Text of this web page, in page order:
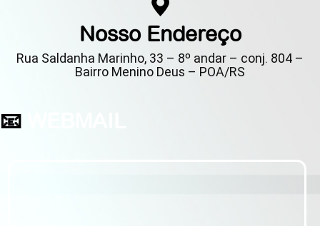
Nosso Endereço
Rua Saldanha Marinho, 33 – 8º andar – conj. 804 –
Bairro Menino Deus – POA/RS
📧